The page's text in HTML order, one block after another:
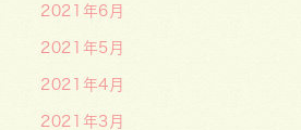
2021年6月
2021年5月
2021年4月
2021年3月